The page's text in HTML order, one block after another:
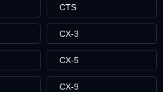
CTS
CX-3
CX-5
CX-9